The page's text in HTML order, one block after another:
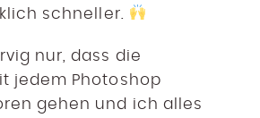
schneller.
nur, dass die
jedem Photoshop
gehen und ich alles